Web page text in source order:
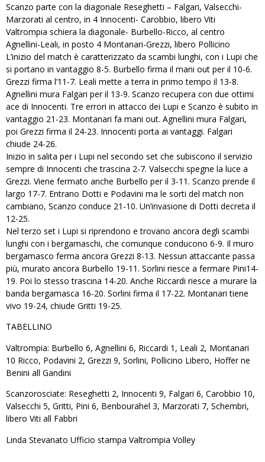
Scanzo parte con la diagonale Reseghetti – Falgari, Valsecchi-
Marzorati al centro, in 4 Innocenti- Carobbio, libero Viti
Valtrompia schiera la diagonale- Burbello-Ricco, al centro
Agnellini-Leali, in posto 4 Montanari-Grezzi, libero Pollicino
L’inizio del match è caratterizzato da scambi lunghi, con i Lupi che
si portano in vantaggio 8-5. Burbello firma il mani out per il 10-6.
Grezzi firma l’11-7. Leali mette a terra in primo tempo il 13-8.
Agnellini mura Falgari per il 13-9. Scanzo recupera con due ottimi
ace di Innocenti. Tre errori in attacco dei Lupi e Scanzo è subito in
vantaggio 21-23. Montanari fa mani out. Agnellini mura Falgari,
poi Grezzi firma il 24-23. Innocenti porta ai vantaggi. Falgari
chiude 24-26.
Inizio in salita per i Lupi nel secondo set che subiscono il servizio
sempre di Innocenti che trascina 2-7. Valsecchi spegne la luce a
Grezzi. Viene fermato anche Burbello per il 3-11. Scanzo prende il
largo 17-7. Entrano Dotti e Podavini ma le sorti del match non
cambiano, Scanzo conduce 21-10. Un’invasione di Dotti decreta il
12-25.
Nel terzo set i Lupi si riprendono e trovano ancora degli scambi
lunghi con i bergamaschi, che comunque conducono 6-9. Il muro
bergamasco ferma ancora Grezzi 8-13. Nessun attaccante passa
più, murato ancora Burbello 19-11. Sorlini riesce a fermare Pini14-
19. Poi lo stesso trascina 14-20. Anche Riccardi riesce a murare la
banda bergamasca 16-20. Sorlini firma il 17-22. Montanari tiene
vivo 19-24, chiude Gritti 19-25.
TABELLINO
Valtrompia: Burbello 6, Agnellini 6, Riccardi 1, Leali 2, Montanari
10 Ricco, Podavini 2, Grezzi 9, Sorlini, Pollicino Libero, Hoffer ne
Benini all Gandini
Scanzorosciate: Reseghetti 2, Innocenti 9, Falgari 6, Carobbio 10,
Valsecchi 5, Gritti, Pini 6, Benbourahel 3, Marzorati 7, Schembri,
libero Viti all Fabbri
Linda Stevanato Ufficio stampa Valtrompia Volley